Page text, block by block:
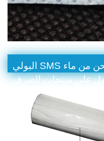
التعبئة والتغليف المنتج والشحن من ماء SMS البولي
على منتجات الصرف